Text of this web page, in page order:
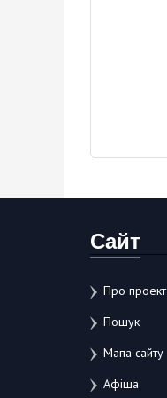
Сайт
Про проект
Пошук
Мапа сайту
Афіша